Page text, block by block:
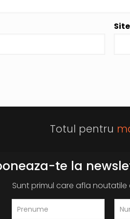
Totul pentru
te la
Sunt primul care afla